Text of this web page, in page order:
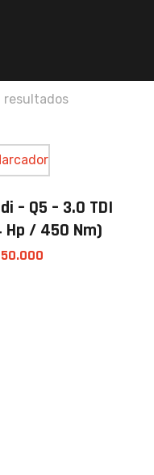
resultados
– Q5 – 3.0 TDI
Hp / 450 Nm)